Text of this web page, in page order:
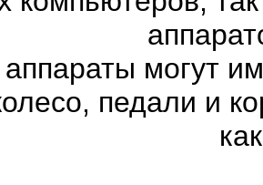
могут
педали и